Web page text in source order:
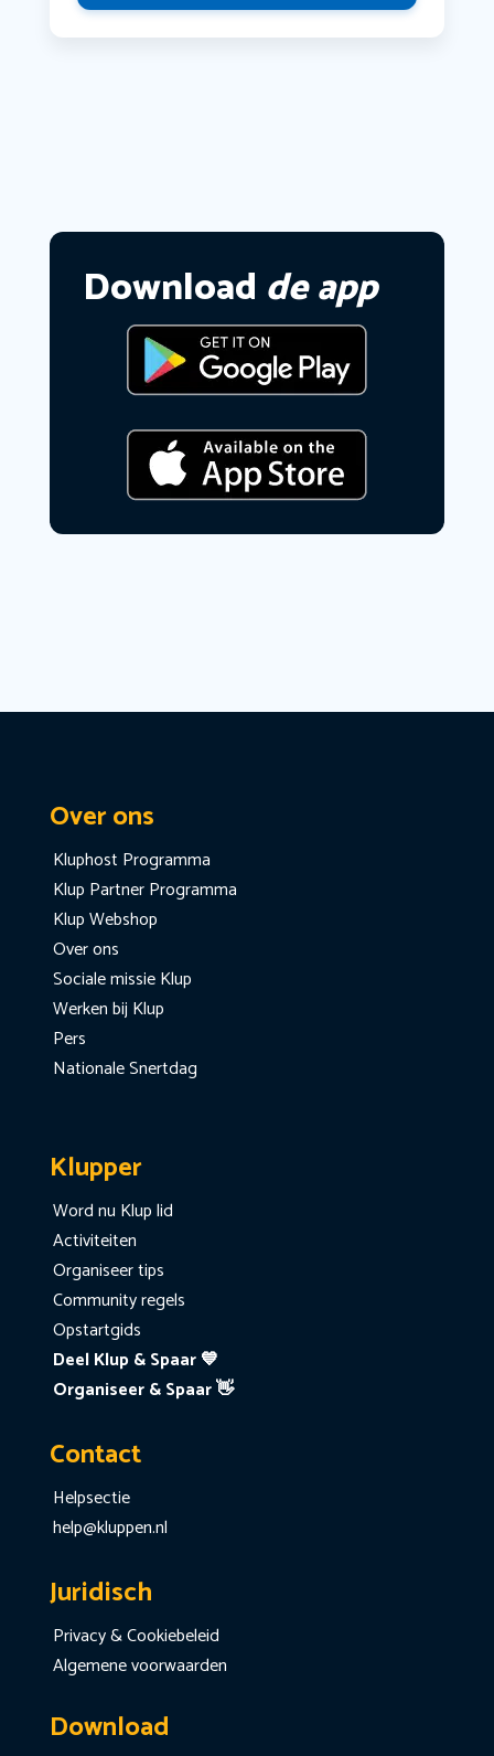
Download de app
Over ons
Kluphost Programma
Klup Partner Programma
Klup Webshop
Over ons
Sociale missie Klup
Werken bij Klup
Pers
Nationale Snertdag
Klupper
Word nu Klup lid
Activiteiten
Organiseer tips
Community regels
Opstartgids
Deel Klup & Spaar 💙
Organiseer & Spaar 👋
Contact
Helpsectie
help@kluppen.nl
Juridisch
Privacy & Cookiebeleid
Algemene voorwaarden
Download